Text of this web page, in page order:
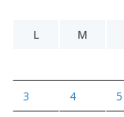
L
M
3 4 5